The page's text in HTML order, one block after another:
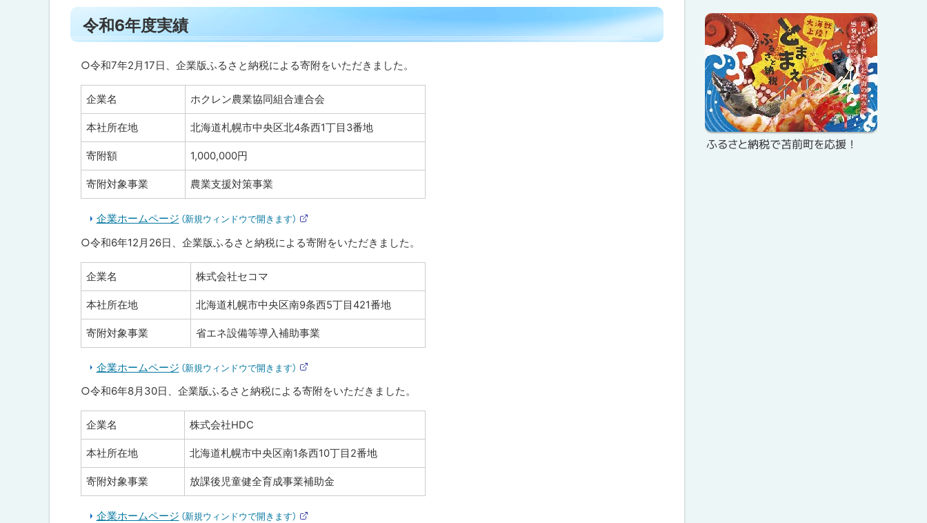
・
窓
イ
ト
ッ
プ
に
戻
る
令和6年度実績
○令和7年2月17日、企業版ふるさと納税による寄附をいただきました。
企業名 ホクレン農業協同組合連合会
本社所在地 北海道札幌市中央区北4条西1丁目3番地
寄附額 1,000,000円
寄附対象事業 農業支援対策事業
企業ホームページ （新規ウィンドウで開きます）
部
サ
イ
○令和6年12月26日、企業版ふるさと納税による寄附をいただきました。
企業名 株式会社セコマ
本社所在地 北海道札幌市中央区南9条西5丁目421番地
寄附対象事業 省エネ設備等導入補助事業
企業ホームページ （新規ウィンドウで開きます）
部
サ
イ
○令和6年8月30日、企業版ふるさと納税による寄附をいただきました。
企業名 株式会社HDC
本社所在地 北海道札幌市中央区南1条西10丁目2番地
寄附対象事業 放課後児童健全育成事業補助金
企業ホームページ （新規ウィンドウで開きます）
サ
イ
ド
・
メ
ニ
ピ
ッ
ク
ア
ッ
プ
ふるさと納税で苫前町を応援！